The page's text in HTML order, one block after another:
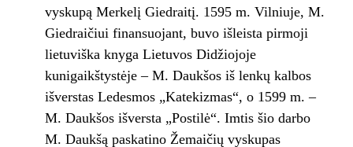
vyskupą Merkelį Giedraitį. 1595 m. Vilniuje, M.
Giedraičiui finansuojant, buvo išleista pirmoji
lietuviška knyga Lietuvos Didžiojoje
kunigaikštystėje – M. Daukšos iš lenkų kalbos
išverstas Ledesmos „Katekizmas“, o 1599 m. –
M. Daukšos išversta „Postilė“. Imtis šio darbo
M. Daukšą paskatino Žemaičių vyskupas